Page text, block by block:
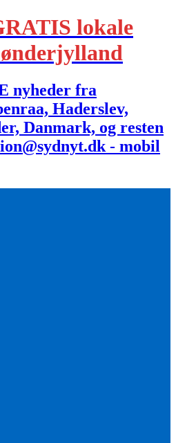
lokale
nyheder fra
Haderslev,
Danmark, og resten
- mobil